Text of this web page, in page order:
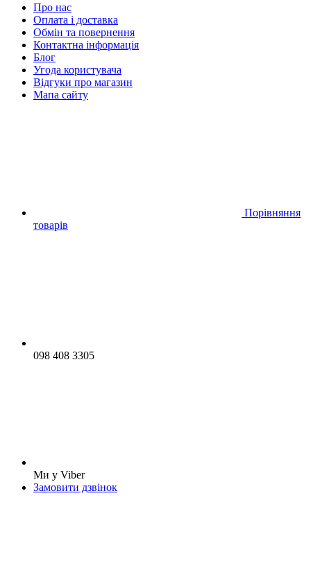
Про нас
Оплата і доставка
Обмін та повернення
Контактна інформація
Блог
Угода користувача
Відгуки про магазин
Мапа сайту
Порівняння
товарів
098 408 3305
Ми у Viber
Замовити дзвінок